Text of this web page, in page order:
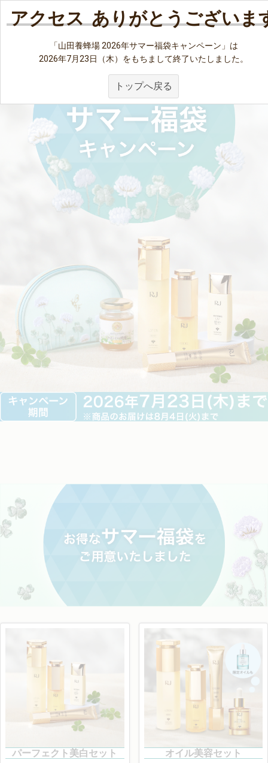
アクセス ありがとうございま
「山田養蜂場 2026年サマー福袋キャンペーン」は
2026年7月23日（木）をもちまして終了いたしました。
トップへ戻る
ネット会員登録がお済みのお客様はこちら
パーフェクト美白セット オイル美容セット